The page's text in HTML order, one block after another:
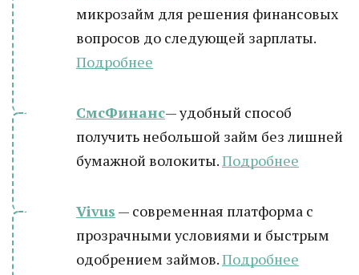
микрозайм для решения финансовых
вопросов до следующей зарплаты.
Подробнее
СмсФинанс— удобный способ
получить небольшой займ без лишней
бумажной волокиты.Подробнее
Vivus — современная платформа с
прозрачными условиями и быстрым
одобрением займов.Подробнее